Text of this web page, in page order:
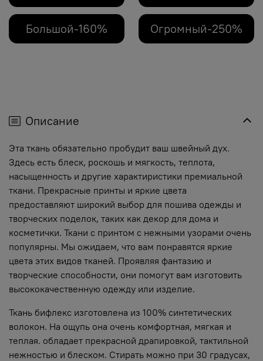
Большой-160% Огромный-250%
Описание
Эта ткань обязательно пробудит ваш швейный дух.
Здесь есть блеск, роскошь и мягкость, теплота,
насыщенность и другие характиристики премиальной
ткани. Прекрасные принты и яркие цвета
предоставляют широкий выбор для пошива одежды и
творческих поделок, таких как декор для дома и
косметички. Ткани с принтом с нежными узорами очень
популярны. Мы ожидаем, что вам понравятся яркие
цвета этих видов тканей. Проявляя фантазию и
творческие способности, они помогут вам изготовить
высококачественную одежду или изделие.
Ткань бифлекс изготовлена из 100% синтетических
волокон. На ощупь она очень комфортная, мягкая и
теплая. обладает прекрасной драпировкой, тактильной
нежностью и блеском. Стирать можно при 30 градусах,